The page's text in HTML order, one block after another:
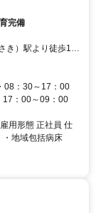
完備
き）駅より徒歩10
08：30～17：00
17：00～09：00
用形態 正社員 仕
・地域包括病床